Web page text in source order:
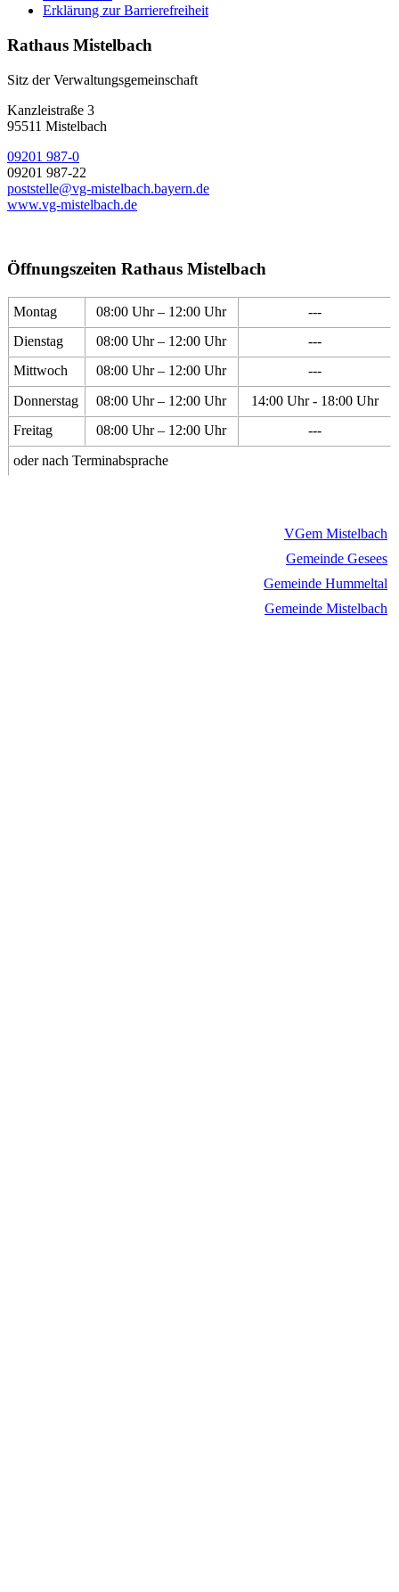
Erklärung zur Barrierefreiheit
Rathaus Mistelbach
Sitz der Verwaltungsgemeinschaft
Kanzleistraße 3
95511 Mistelbach
09201 987-0
09201 987-22
poststelle@vg-mistelbach.bayern.de
www.vg-mistelbach.de
Öffnungszeiten Rathaus Mistelbach
Montag 08:00 Uhr – 12:00 Uhr
---
Dienstag
08:00 Uhr – 12:00 Uhr
---
Mittwoch
08:00 Uhr – 12:00 Uhr
---
Donnerstag
08:00 Uhr – 12:00 Uhr
14:00 Uhr - 18:00 Uhr
Freitag
08:00 Uhr – 12:00 Uhr
---
oder nach Terminabsprache
VGem Mistelbach
Gemeinde Gesees
Gemeinde Hummeltal
Gemeinde Mistelbach